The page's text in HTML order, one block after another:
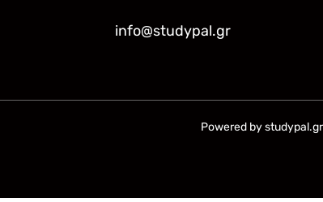
info@studypal.gr
Powered by studypal.gr